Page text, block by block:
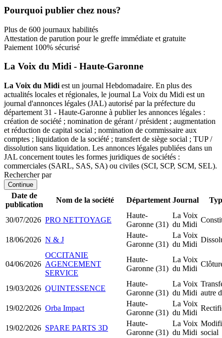
Pourquoi publier chez nous?
Plus de 600 journaux habilités
Attestation de parution pour le greffe immédiate et gratuite
Paiement 100% sécurisé
La Voix du Midi - Haute-Garonne
La Voix du Midi est un journal Hebdomadaire. En plus des
actualités locales et régionales, le journal La Voix du Midi est un
journal d'annonces légales (JAL) autorisé par la préfecture du
département 31 - Haute-Garonne à publier les annonces légales :
création de société ; nomination de gérant / président ; augmentation
et réduction de capital social ; nomination de commissaire aux
comptes ; liquidation de la société ; transfert de siège social ; TUP /
dissolution sans liquidation. Les annonces légales publiées dans un
JAL concernent toutes les formes juridiques de sociétés :
commerciales (SARL, SAS, SA) ou civiles (SCI, SCP, SCM, SEL).
Rechercher par
Continue
Date de
publication
Nom de la société Département Journal
30/07/2026 PRO NETTOYAGE
Haute-
Garonne (31)
La Voix
du Midi
18/06/2026 N & J
Haute-
Garonne (31)
La Voix
du Midi
04/06/2026
OCCITANIE
AGENCEMENT
SERVICE
Haute-
Garonne (31)
La Voix
du Midi
19/03/2026 QUINTESSENCE
Haute-
Garonne (31)
La Voix
du Midi autre
19/02/2026 Orba Impact
Haute-
Garonne (31)
La Voix
du Midi
19/02/2026 SPARE PARTS 3D
Haute-
Garonne (31)
La Voix
du Midi social